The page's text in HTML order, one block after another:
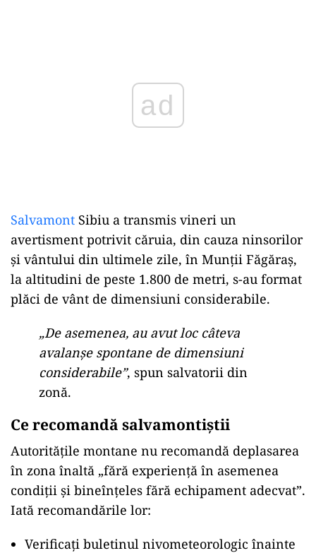
Salvamont Sibiu a transmis vineri un
avertisment potrivit căruia, din cauza ninsorilor
și vântului din ultimele zile, în Munții Făgăraș,
la altitudini de peste 1.800 de metri, s-au format
plăci de vânt de dimensiuni considerabile.
„De asemenea, au avut loc câteva
avalanșe spontane de dimensiuni
considerabile”, spun salvatorii din
zonă.
Ce recomandă salvamontiștii
Autoritățile montane nu recomandă deplasarea
în zona înaltă „fără experiență în asemenea
condiții și bineînțeles fără echipament adecvat”.
Iată recomandările lor:
Verificați buletinul nivometeorologic înainte